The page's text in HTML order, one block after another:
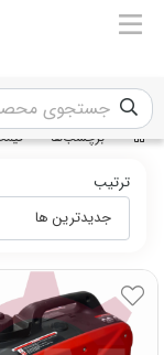
برچسب‌ها
ترتیب